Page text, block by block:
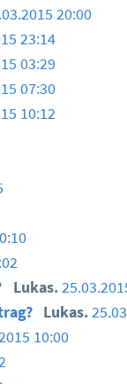
20:00
23:14
03:29
07:30
10:12
Lukas.
Lukas.
10:00